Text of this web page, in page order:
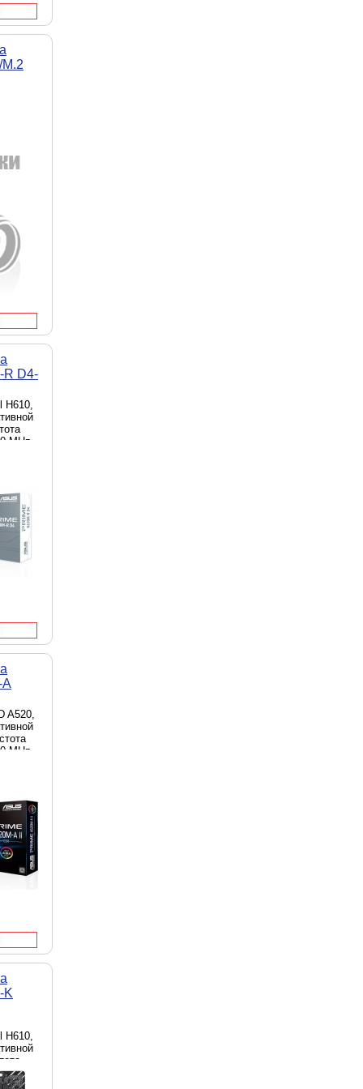
R D4-
H610,
MHz,
A520,
MHz,
K
H610,
MHz,
Sub